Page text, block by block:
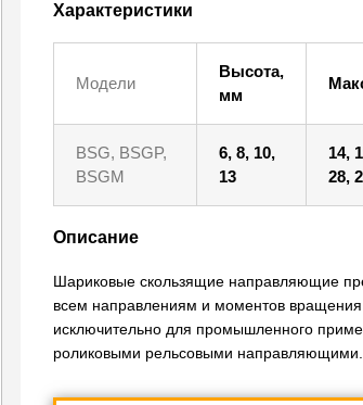
Характеристики
Модели
Высота,
мм
BSG, BSGP,
BSGM
6, 8, 10,
13
14,
28,
Описание
Шариковые скользящие направляющие
всем направлениям и моментов
исключительно для промышленного
роликовыми рельсовыми направляющими.